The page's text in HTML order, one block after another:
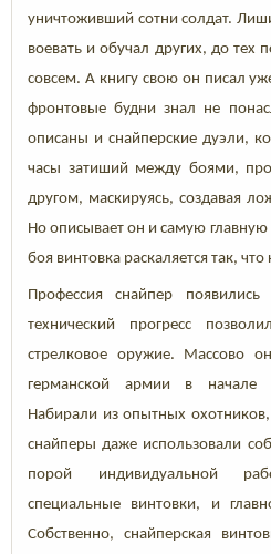
уничтоживший сотни солдат.
воевать и обучал других, до тех
совсем. А книгу свою он писал
фронтовые будни знал не
описаны и снайперские дуэли,
часы затиший между боями,
другом, маскируясь, создавая
Но описывает он и самую
боя винтовка раскаляется так,
Профессия снайпер
технический прогресс
стрелковое оружие. Массово
германской армии в
Набирали из опытных
снайперы даже использовали
порой индивидуальной
специальные винтовки, и
Собственно, снайперская